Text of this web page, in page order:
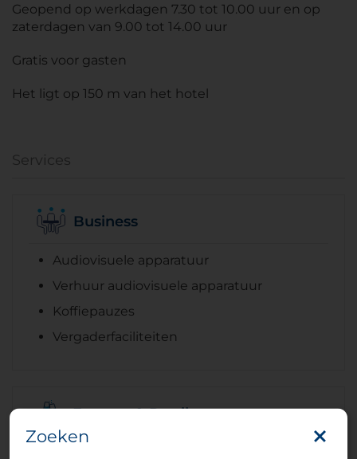
Geopend op werkdagen 7.30 tot 10.00 uur en op
zaterdagen van 9.00 tot 14.00 uur
Gratis voor gasten
Het ligt op 150 m van het hotel
Services
Business
Audiovisuele apparatuur
Verhuur audiovisuele apparatuur
Koffiepauzes
Vergaderfaciliteiten
Feesten & Partijen
Zoeken